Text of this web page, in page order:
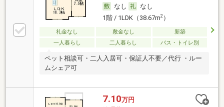
なし
なし
1階 / 1LDK（38.67m2）
礼金なし 敷金なし
新築
一人暮らし
二人暮らし バス・トイレ別
ペット相談可・二人入居可・保証人不要／代行 ・ルー
ムシェア可
7.10万円